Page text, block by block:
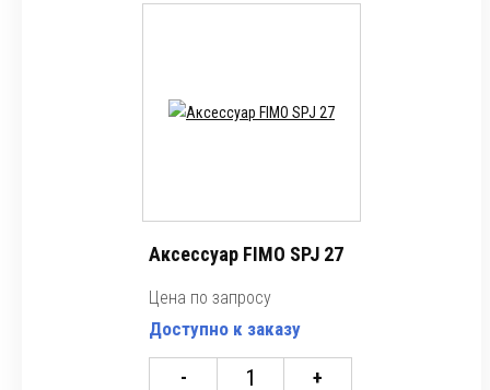
Аксессуар FIMO SPJ 27
Цена по запросу
Доступно к заказу
- +